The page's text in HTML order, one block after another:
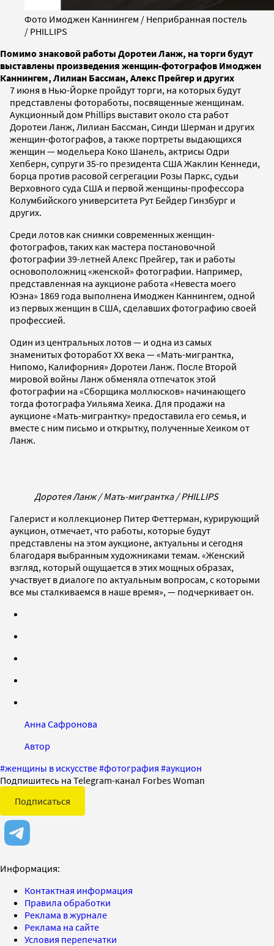
Фото Имоджен Каннингем / Неприбранная постель
/ PHILLIPS
Помимо знаковой работы Доротеи Ланж, на торги будут
выставлены произведения женщин-фотографов Имоджен
Каннингем, Лилиан Бассман, Алекс Прейгер и других
7 июня в Нью-Йорке пройдут торги, на которых будут
представлены фотоработы, посвященные женщинам.
Аукционный дом Phillips выставит около ста работ
Доротеи Ланж, Лилиан Бассман, Синди Шерман и других
женщин-фотографов, а также портреты выдающихся
женщин — модельера Коко Шанель, актрисы Одри
Хепберн, супруги 35-го президента США Жаклин Кеннеди,
борца против расовой сегрегации Розы Паркс, судьи
Верховного суда США и первой женщины-профессора
Колумбийского университета Рут Бейдер Гинзбург и
других.
Среди лотов как снимки современных женщин-
фотографов, таких как мастера постановочной
фотографии 39-летней Алекс Прейгер, так и работы
основоположниц «женской» фотографии. Например,
представленная на аукционе работа «Невеста моего
Юэна» 1869 года выполнена Имоджен Каннингем, одной
из первых женщин в США, сделавших фотографию своей
профессией.
Один из центральных лотов — и одна из самых
знаменитых фоторабот XX века — «Мать-мигрантка,
Нипомо, Калифорния» Доротеи Ланж. После Второй
мировой войны Ланж обменяла отпечаток этой
фотографии на «Сборщика моллюсков» начинающего
тогда фотографа Уильяма Хеика. Для продажи на
аукционе «Мать-мигрантку» предоставила его семья, и
вместе с ним письмо и открытку, полученные Хеиком от
Ланж.
Доротея Ланж / Мать-мигрантка / PHILLIPS
Галерист и коллекционер Питер Феттерман, курирующий
аукцион, отмечает, что работы, которые будут
представлены на этом аукционе, актуальны и сегодня
благодаря выбранным художниками темам. «Женский
взгляд, который ощущается в этих мощных образах,
участвует в диалоге по актуальным вопросам, с которыми
все мы сталкиваемся в наше время», — подчеркивает он.
Анна Сафронова
Автор
#женщины в искусстве#фотография #аукцион
Подпишитесь на Telegram-канал Forbes Woman
Подписаться
Информация:
Контактная информация
Правила обработки
Реклама в журнале
Реклама на сайте
Условия перепечатки